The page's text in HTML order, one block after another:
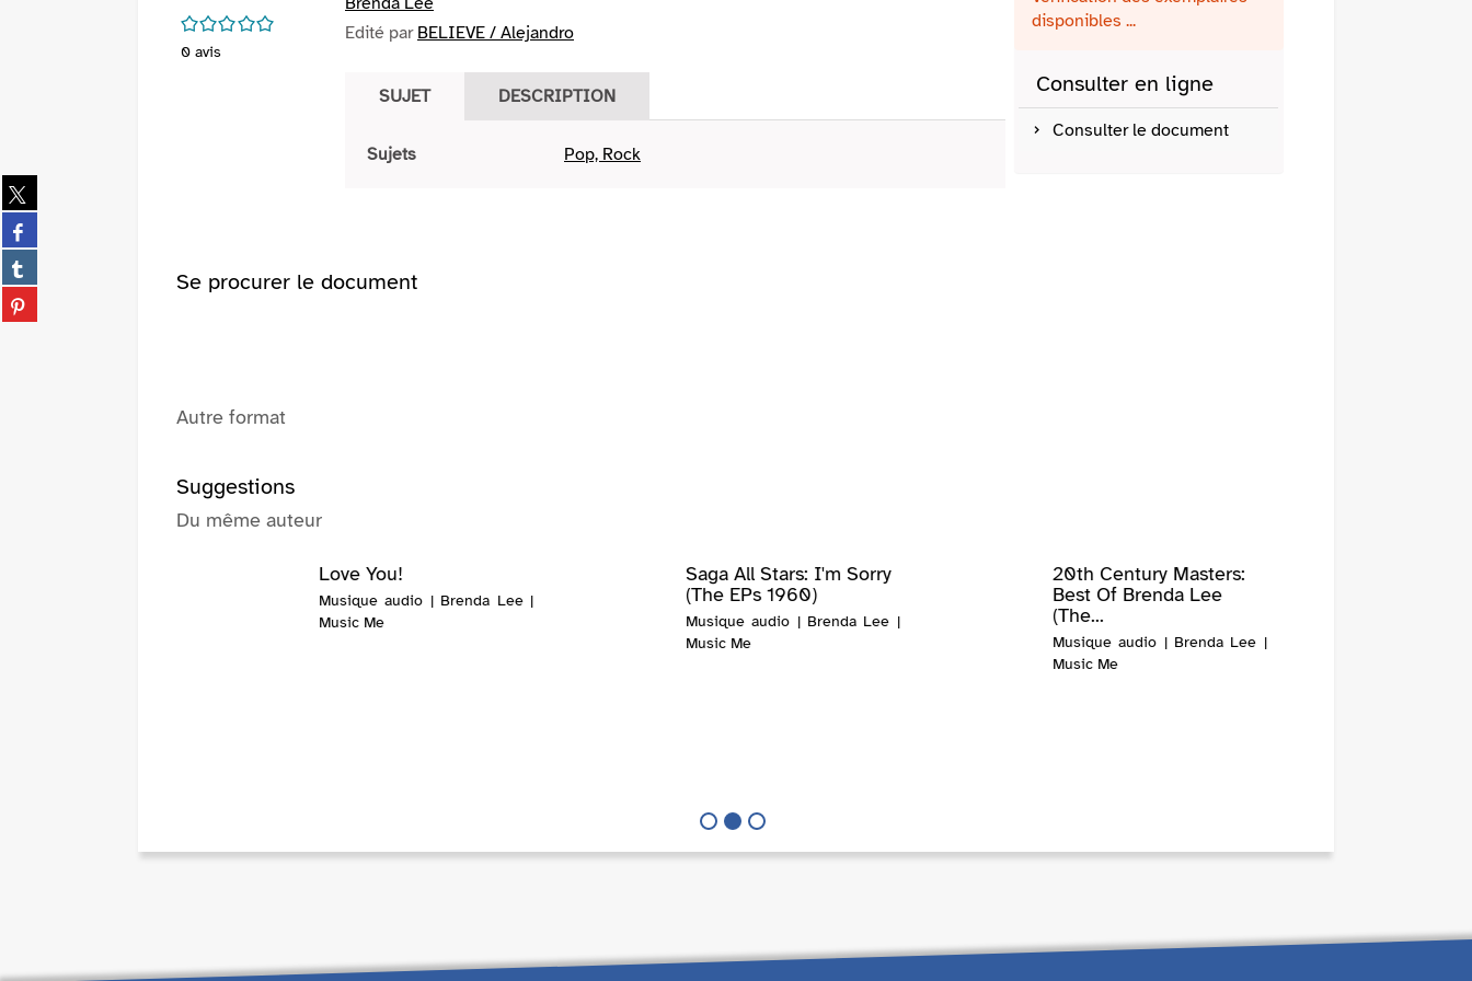
Partager
sur
twitter
(Nouvelle
fenêtre)
Partager
sur
facebook
(Nouvelle
fenêtre)
Partager
sur
tumblr
Partager
sur
/5
0 avis
Edité par BELIEVE / Alejandro
SUJET DESCRIPTION
Sujets Pop, Rock
disponibles ...
Consulter en ligne
Consulter le document
Se procurer le document
Autre format
Suggestions
Du même auteur
Saga All Stars: I'm Sorry
(The EPs 1960)
Musique audio | Brenda Lee |
Music Me
20th Century Masters:
Best Of Brenda Lee
(The...
Musique audio | Brenda Lee |
Music Me
Love You!
Musique audio | Brenda Lee |
Music Me